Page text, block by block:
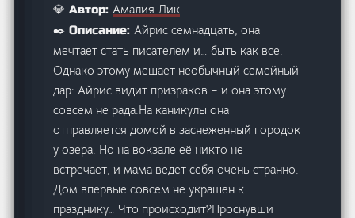
💎 Автор: Амалия Лик
✒️ Описание: Айрис семнадцать, она
мечтает стать писателем и… быть как все.
Однако этому мешает необычный семейный
дар: Айрис видит призраков – и она этому
совсем не рада.На каникулы она
отправляется домой в заснеженный городок
у озера. Но на вокзале её никто не
встречает, и мама ведёт себя очень странно.
Дом впервые совсем не украшен к
празднику… Что происходит?Проснувши